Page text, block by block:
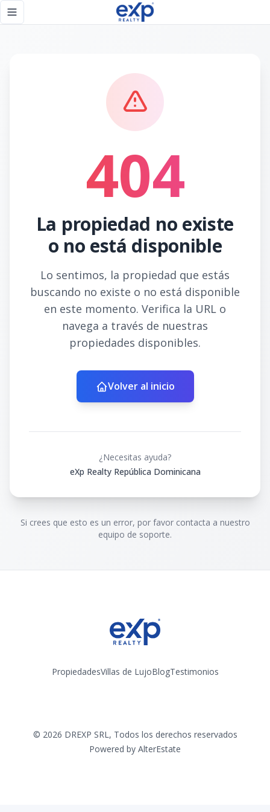
Toggle navigation menu
404
La propiedad no existe
o no está disponible
Lo sentimos, la propiedad que estás
buscando no existe o no está disponible
en este momento. Verifica la URL o
navega a través de nuestras
propiedades disponibles.
Volver al inicio
¿Necesitas ayuda?
eXp Realty República Dominicana
Si crees que esto es un error, por favor contacta a nuestro
equipo de soporte.
PropiedadesVillas de LujoBlogTestimonios
© 2026 DREXP SRL, Todos los derechos reservados
Powered by AlterEstate
Página no encontrada - eXp Realty República Dominicana